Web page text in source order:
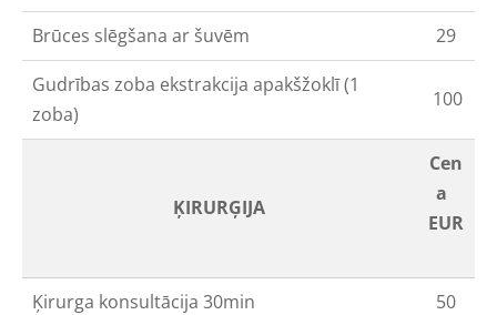
Brūces slēgšana ar šuvēm
29
Gudrības zoba ekstrakcija apakšžoklī (1
zoba)
100
ĶIRURĢIJA
Cen
a
EUR
Ķirurga konsultācija 30min
50